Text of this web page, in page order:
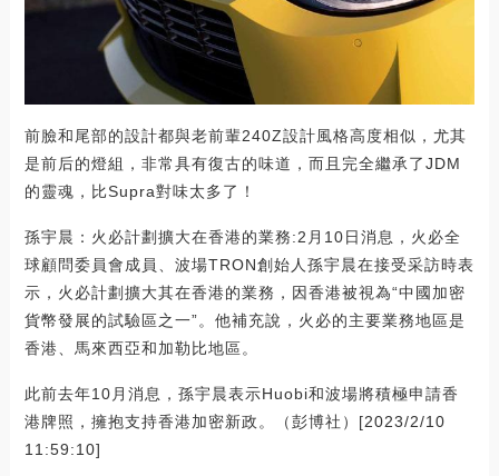
前臉和尾部的設計都與老前輩240Z設計風格高度相似，尤其
是前后的燈組，非常具有復古的味道，而且完全繼承了JDM
的靈魂，比Supra對味太多了！
孫宇晨：火必計劃擴大在香港的業務:2月10日消息，火必全
球顧問委員會成員、波場TRON創始人孫宇晨在接受采訪時表
示，火必計劃擴大其在香港的業務，因香港被視為“中國加密
貨幣發展的試驗區之一”。他補充說，火必的主要業務地區是
香港、馬來西亞和加勒比地區。
此前去年10月消息，孫宇晨表示Huobi和波場將積極申請香
港牌照，擁抱支持香港加密新政。（彭博社）[2023/2/10
11:59:10]